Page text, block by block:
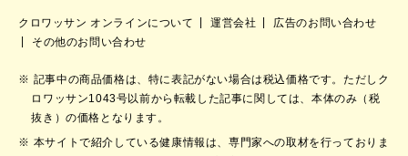
クロワッサン オンラインについて 運営会社
広告のお問い合わせ
その他のお問い合わせ
記事中の商品価格は、特に表記がない場合は税込価格です。ただしク
ロワッサン1043号以前から転載した記事に関しては、本体のみ（税
抜き）の価格となります。
本サイトで紹介している健康情報は、専門家への取材を行っておりま